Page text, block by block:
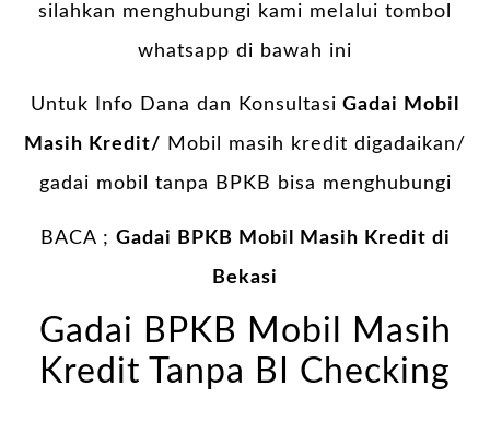
silahkan menghubungi kami melalui tombol
whatsapp di bawah ini
Untuk Info Dana dan Konsultasi Gadai Mobil
Masih Kredit/
Mobil masih kredit digadaikan/
gadai mobil tanpa BPKB bisa menghubungi
BACA ; Gadai BPKB Mobil Masih Kredit di
Bekasi
Gadai BPKB Mobil Masih
Kredit Tanpa BI Checking